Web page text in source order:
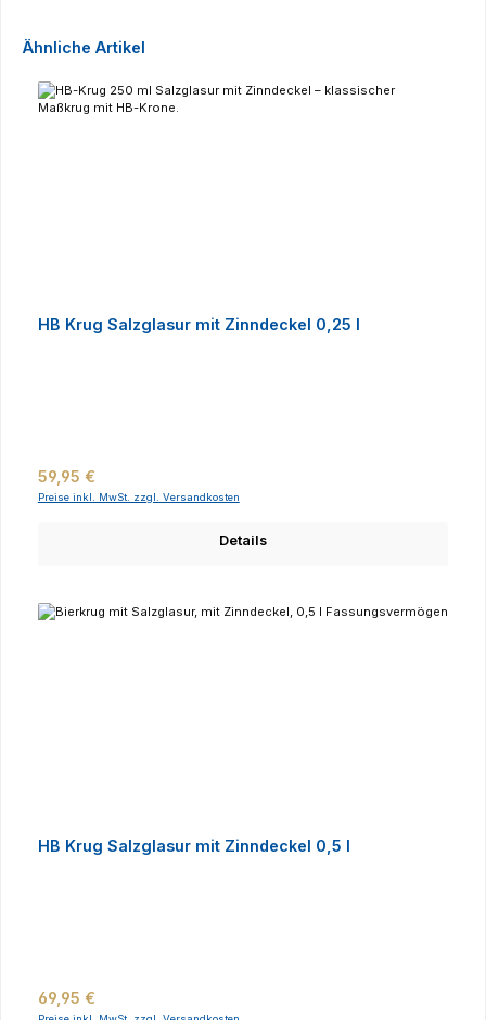
Produktgalerie überspringen
Ähnliche Artikel
HB Krug Salzglasur mit Zinndeckel 0,25 l
Regulärer Preis:
59,95 €
Preise inkl. MwSt. zzgl. Versandkosten
Details
HB Krug Salzglasur mit Zinndeckel 0,5 l
Regulärer Preis:
69,95 €